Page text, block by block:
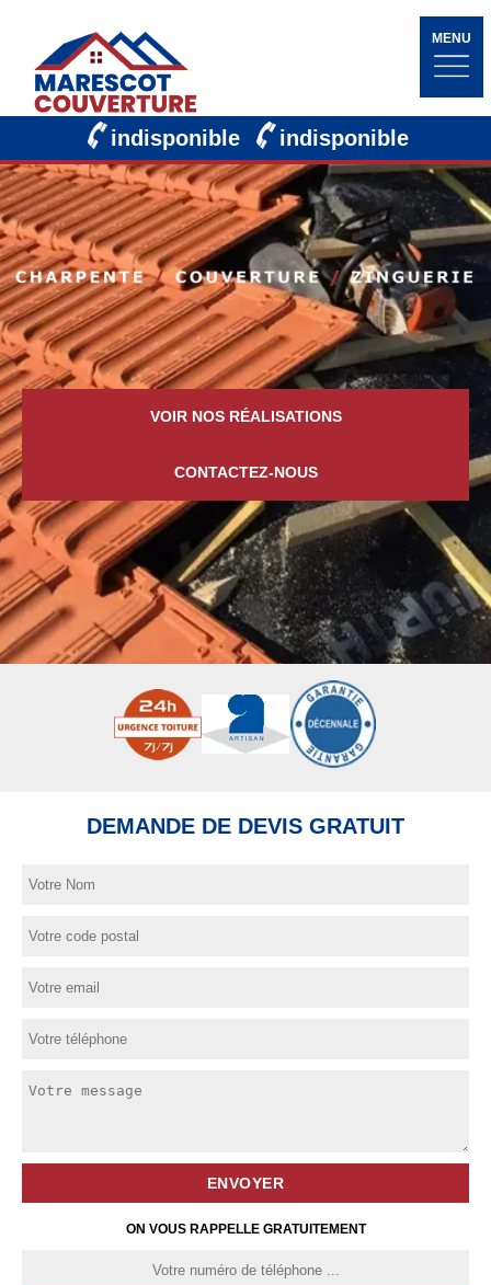
MENU
indisponible indisponible
VOIR NOS RÉALISATIONS
CONTACTEZ-NOUS
DEMANDE DE DEVIS GRATUIT
ON VOUS RAPPELLE GRATUITEMENT